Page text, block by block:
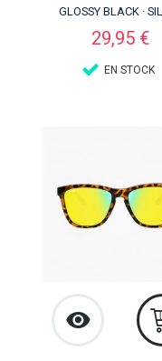
GLOSSY BLACK ·
Precio
29,95 €
EN STOCK